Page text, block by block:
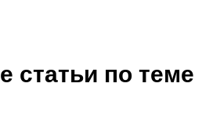
статьи по теме